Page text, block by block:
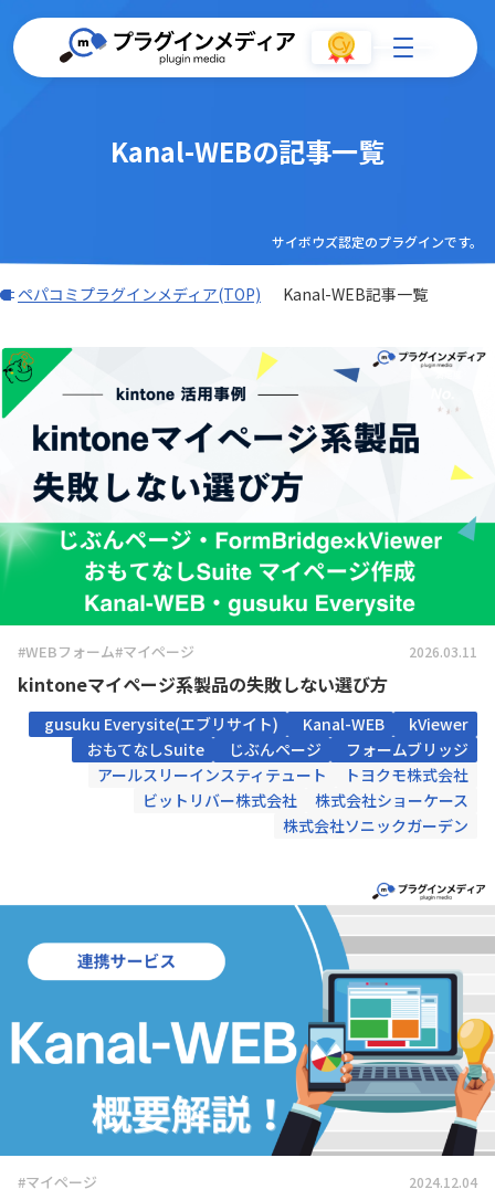
Kanal-WEBの記事一覧
サイボウズ認定のプラグインです。
ペパコミプラグインメディア(TOP) Kanal-WEB記事一覧
#WEBフォーム#マイページ 2026.03.11
kintoneマイページ系製品の失敗しない選び方
gusuku Everysite(エブリサイト) Kanal-WEB
kViewer
おもてなしSuite
じぶんページ
フォームブリッジ
アールスリーインスティテュート
トヨクモ株式会社
ビットリバー株式会社
株式会社ショーケース
株式会社ソニックガーデン
#マイページ 2024.12.04